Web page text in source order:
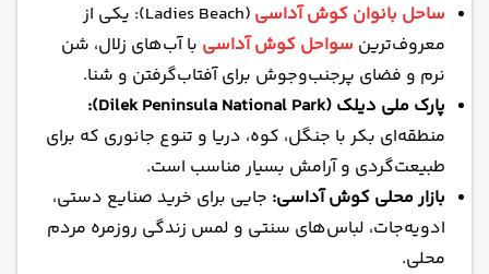
ساحل بانوان کوش آداسی
(Ladies Beach): یکی از
معروف‌ترین سواحل کوش آداسی با آب‌های زلال، شن
نرم و فضای پرجنب‌وجوش برای آفتاب‌گرفتن و شنا.
پارک ملی دیلک (Dilek Peninsula National Park):
منطقه‌ای بکر با جنگل، کوه، دریا و تنوع جانوری که برای
طبیعت‌گردی و آرامش بسیار مناسب است.
بازار محلی کوش آداسی: جایی برای خرید صنایع دستی،
ادویه‌جات، لباس‌های سنتی و لمس زندگی روزمره مردم
محلی.